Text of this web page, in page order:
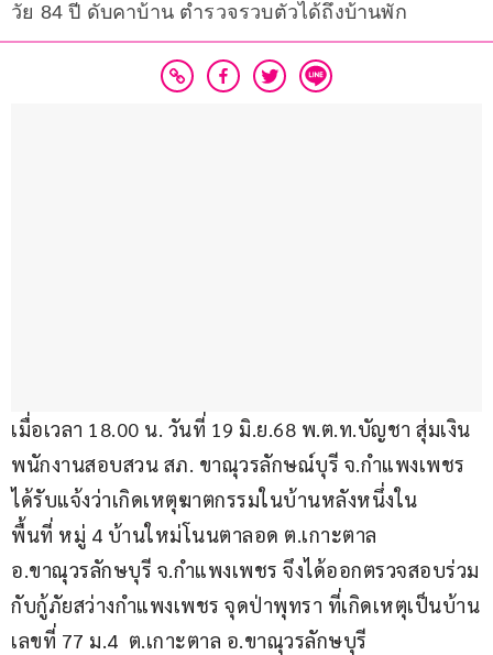
วัย 84 ปี ดับคาบ้าน ตำรวจรวบตัวได้ถึงบ้านพัก
เมื่อเวลา 18.00 น. วันที่ 19 มิ.ย.68 พ.ต.ท.บัญชา สุ่มเงิน
พนักงานสอบสวน สภ. ขาณุวรลักษณ์บุรี จ.กำแพงเพชร
ได้รับแจ้งว่าเกิดเหตุฆาตกรรมในบ้านหลังหนึ่งใน
พื้นที่ หมู่ 4 บ้านใหม่โนนตาลอด ต.เกาะตาล
อ.ขาณุวรลักษบุรี จ.กำแพงเพชร จึงได้ออกตรวจสอบร่วม
กับกู้ภัยสว่างกำแพงเพชร จุดป่าพุทรา ที่เกิดเหตุเป็นบ้าน
เลขที่ 77 ม.4  ต.เกาะตาล อ.ขาณุวรลักษบุรี